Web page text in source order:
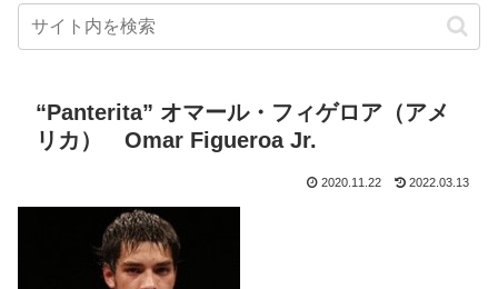
“Panterita” オマール・フィゲロア（アメ
リカ） Omar Figueroa Jr.
2020.11.22 2022.03.13